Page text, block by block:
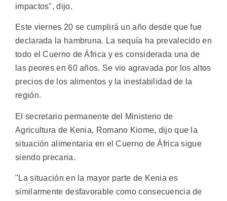
impactos", dijo.
Este viernes 20 se cumplirá un año desde que fue
declarada la hambruna. La sequía ha prevalecido en
todo el Cuerno de África y es considerada una de
las peores en 60 años. Se vio agravada por los altos
precios de los alimentos y la inestabilidad de la
región.
El secretario permanente del Ministerio de
Agricultura de Kenia, Romano Kiome, dijo que la
situación alimentaria en el Cuerno de África sigue
siendo precaria.
"La situación en la mayor parte de Kenia es
similarmente desfavorable como consecuencia de